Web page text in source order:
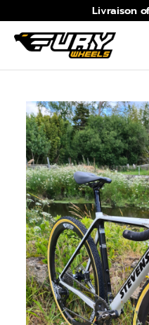
au
contenu
Livraison